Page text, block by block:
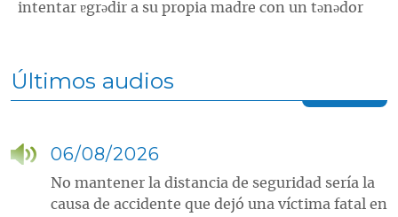
intentar ɐgrǝdir a su propia madre con un tǝnǝdor
Últimos audios
06/08/2026
No mantener la distancia de seguridad sería la
causa de accidente que dejó una víctima fatal en